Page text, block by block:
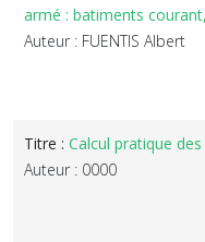
armé : batiments
Auteur : FUENTIS Albert
Titre : Calcul pratique
Auteur : 0000